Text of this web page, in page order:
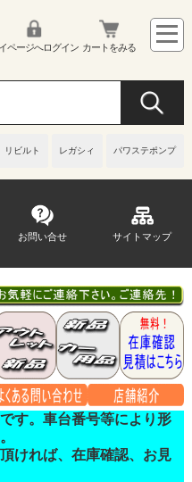
リビルト レガシィ パワステポンプ
ページへログイン カートをみる
お問い合せ サイトマップ
す。車台番号等により形
ければ、在庫確認、お見